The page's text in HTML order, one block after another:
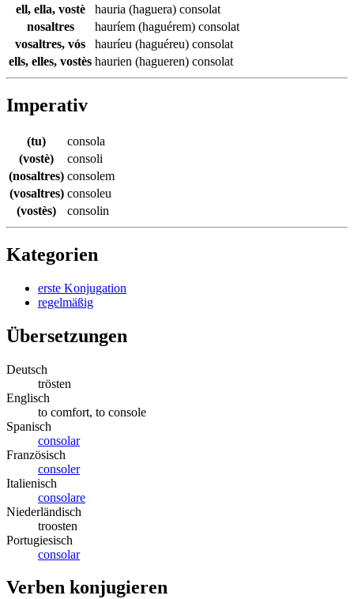
ell, ella, vostè
hauria (haguera) consolat
nosaltres
hauríem (haguérem) consolat
vosaltres, vós
hauríeu (haguéreu) consolat
ells, elles, vostès haurien (hagueren) consolat
Imperativ
(tu)
consola
(vostè)
consoli
(nosaltres) consolem
(vosaltres) consoleu
(vostès)
consolin
Kategorien
erste Konjugation
regelmäßig
Übersetzungen
Deutsch
trösten
Englisch
to comfort, to console
Spanisch
consolar
Französisch
consoler
Italienisch
consolare
Niederländisch
troosten
Portugiesisch
consolar
Verben konjugieren